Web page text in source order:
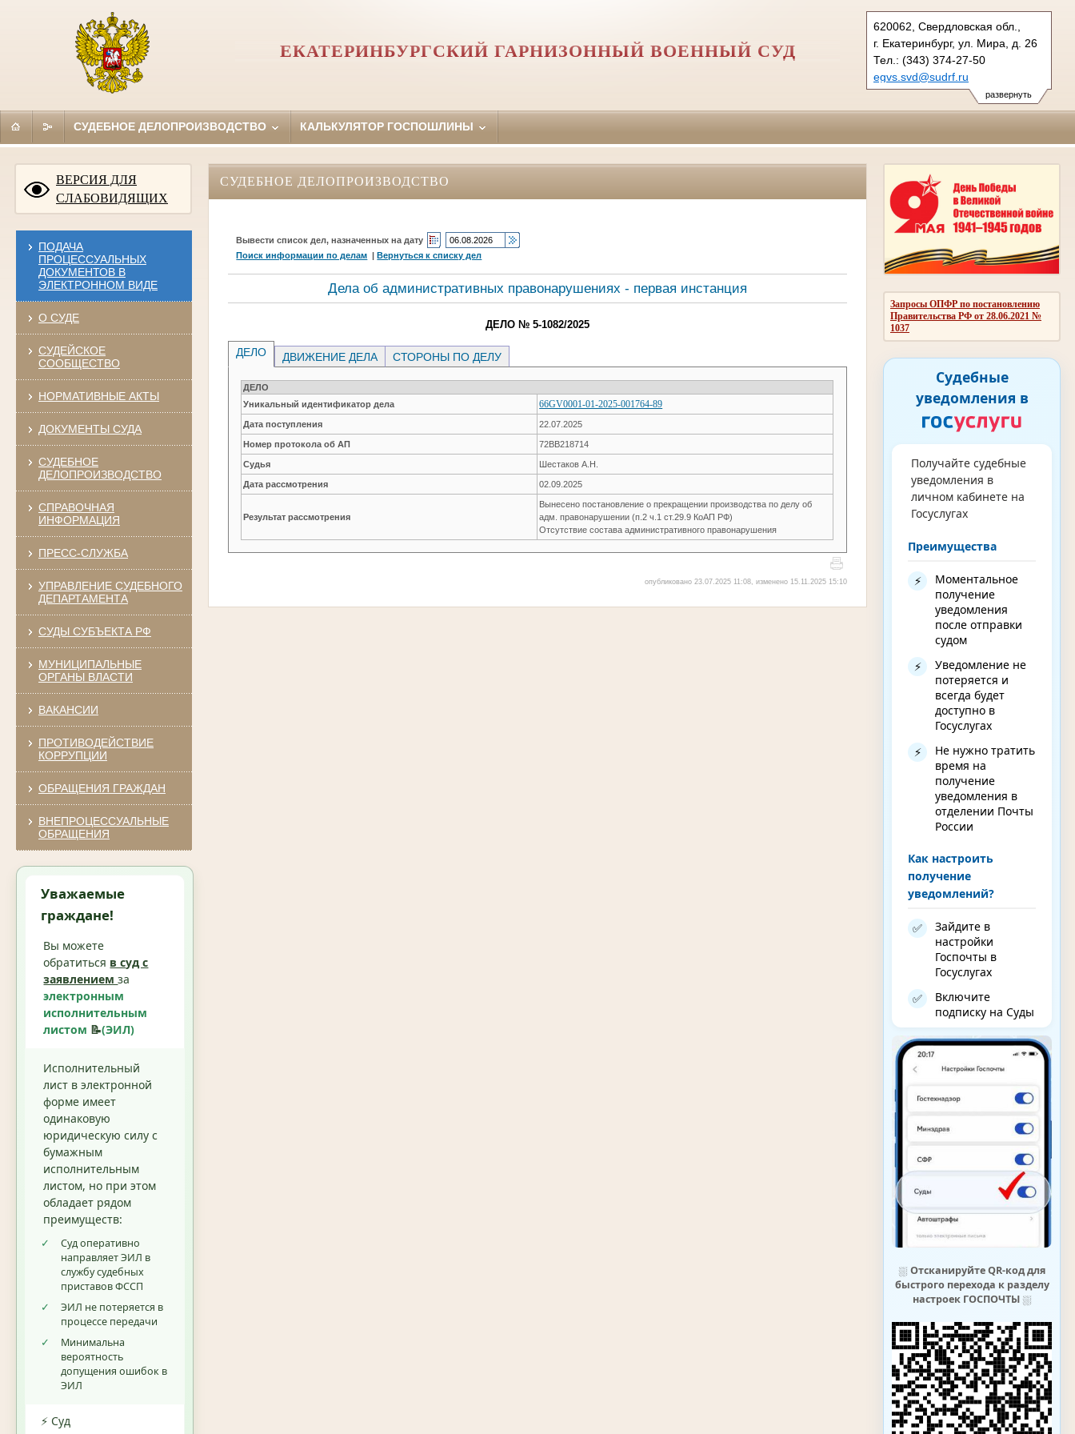
развернуть
620062, Свердловская обл.,
г. Екатеринбург, ул. Мира, д. 26
Тел.: (343) 374-27-50
egvs.svd@sudrf.ru
ЕКАТЕРИНБУРГСКИЙ ГАРНИЗОННЫЙ ВОЕННЫЙ СУД
СУДЕБНОЕ ДЕЛОПРОИЗВОДСТВО КАЛЬКУЛЯТОР ГОСПОШЛИНЫ
ВЕРСИЯ ДЛЯ
СЛАБОВИДЯЩИХ
ПОДАЧА
ПРОЦЕССУАЛЬНЫХ
ДОКУМЕНТОВ В
ЭЛЕКТРОННОМ ВИДЕ
О СУДЕ
СУДЕЙСКОЕ
СООБЩЕСТВО
НОРМАТИВНЫЕ АКТЫ
ДОКУМЕНТЫ СУДА
СУДЕБНОЕ
ДЕЛОПРОИЗВОДСТВО
СПРАВОЧНАЯ
ИНФОРМАЦИЯ
ПРЕСС-СЛУЖБА
УПРАВЛЕНИЕ СУДЕБНОГО
ДЕПАРТАМЕНТА
СУДЫ СУБЪЕКТА РФ
МУНИЦИПАЛЬНЫЕ
ОРГАНЫ ВЛАСТИ
ВАКАНСИИ
ПРОТИВОДЕЙСТВИЕ
КОРРУПЦИИ
ОБРАЩЕНИЯ ГРАЖДАН
ВНЕПРОЦЕССУАЛЬНЫЕ
ОБРАЩЕНИЯ
Уважаемые
граждане!
Вы можете
обратиться в суд с
заявлениемза
электронным
исполнительным
листом 📝(ЭИЛ)
Исполнительный
лист в электронной
форме имеет
одинаковую
юридическую силу с
бумажным
исполнительным
листом, но при этом
обладает рядом
преимуществ:
✓
Суд оперативно
направляет ЭИЛ в
службу судебных
приставов ФССП
✓
ЭИЛ не потеряется в
процессе передачи
✓
Минимальна
вероятность
допущения ошибок в
ЭИЛ
⚡ Суд
Запросы ОПФР по постановлению
Правительства РФ от 28.06.2021 №
1037
Судебные
уведомления в
Получайте судебные
уведомления в
личном кабинете на
Госуслугах
Преимущества
⚡
Моментальное
получение
уведомления
после отправки
судом
⚡
Уведомление не
потеряется и
всегда будет
доступно в
Госуслугах
⚡
Не нужно тратить
время на
получение
уведомления в
отделении Почты
России
Как настроить
получение
уведомлений?
✅
Зайдите в
настройки
Госпочты в
Госуслугах
✅
Включите
подписку на Суды
⛆ Отсканируйте QR-код для
быстрого перехода к разделу
настроек ГОСПОЧТЫ⛆
СУДЕБНОЕ ДЕЛОПРОИЗВОДСТВО
Вывести список дел, назначенных на дату
Поиск информации по делам |Вернуться к списку дел
Дела об административных правонарушениях - первая инстанция
ДЕЛО № 5-1082/2025
ДЕЛО ДВИЖЕНИЕ ДЕЛА СТОРОНЫ ПО ДЕЛУ
ДЕЛО
Уникальный идентификатор дела
66GV0001-01-2025-001764-89
Дата поступления 22.07.2025
Номер протокола об АП 72ВВ218714
Судья Шестаков А.Н.
Дата рассмотрения 02.09.2025
Результат рассмотрения
Вынесено постановление о прекращении производства по делу об
адм. правонарушении (п.2 ч.1 ст.29.9 КоАП РФ)
Отсутствие состава административного правонарушения
опубликовано 23.07.2025 11:08, изменено 15.11.2025 15:10